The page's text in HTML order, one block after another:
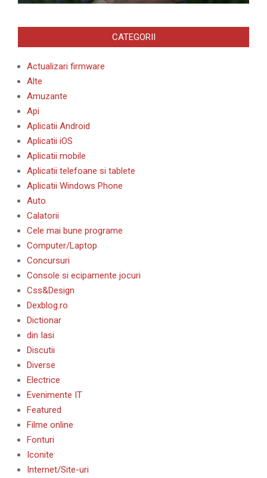
CATEGORII
Actualizari firmware
Alte
Amuzante
Api
Aplicatii Android
Aplicatii iOS
Aplicatii mobile
Aplicatii telefoane si tablete
Aplicatii Windows Phone
Auto
Calatorii
Cele mai bune programe
Computer/Laptop
Concursuri
Console si ecipamente jocuri
Css&Design
Dexblog.ro
Dictionar
din Iasi
Discutii
Diverse
Electrice
Evenimente IT
Featured
Filme online
Fonturi
Iconite
Internet/Site-uri